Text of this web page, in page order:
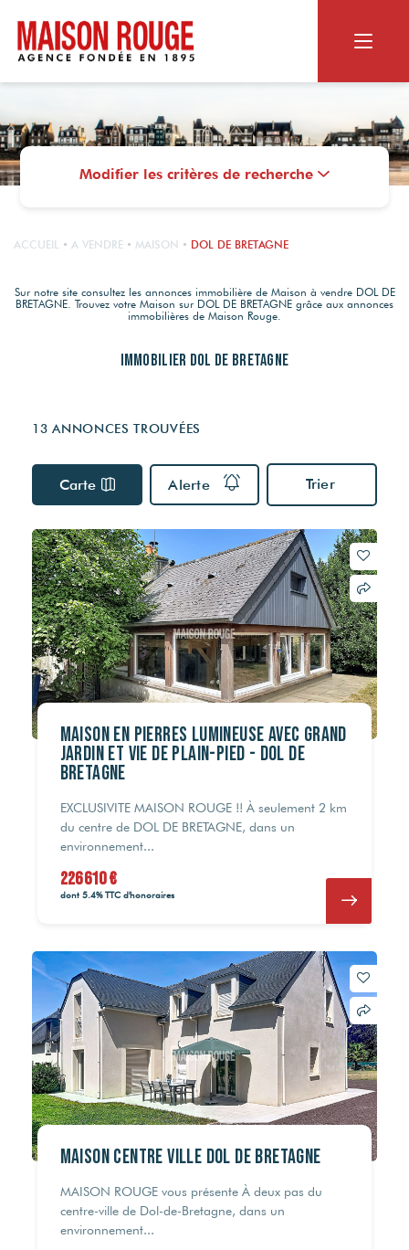
ACHETER
Appartement ou maison
Terrain
NOS SERVICES
Nos actualités
VOTRE FINANCEMENT
Simulateur de crédit
Estimation capacité d'endettement
Estimation des frais de notaire
VENDRE
Vendus par Maison Rouge
Estimation personnalisée
OUTILS DIGITAUX
DPE & DIAGNOSTICS
Audit énergétique
Assainissement
LE GROUPE
MAISON ROUGE
Qui sommes-nous ?
Nos partenaires
CONTACT
ESTIMER MON BIEN
RECRUTEMENT
© Maison Rouge 2026
Modifier les critères de recherche
ACCUEIL A VENDRE MAISON DOL DE BRETAGNE
Sur notre site consultez les annonces immobilière de Maison à vendre DOL DE
BRETAGNE. Trouvez votre Maison sur DOL DE BRETAGNE grâce aux annonces
immobilières de Maison Rouge.
Immobilier DOL DE BRETAGNE
13 ANNONCES TROUVÉES
Carte Alerte Trier
464 333 €
313 352 €
377 280 €
229 772 €
516 460 €
NC
464 333 €
313 352 €
377 280 €
229 772 €
516 460 €
NC
Maison en pierres lumineuse avec grand
jardin et vie de plain-pied - DOL DE
BRETAGNE
EXCLUSIVITE MAISON ROUGE !! À seulement 2 km
du centre de DOL DE BRETAGNE, dans un
environnement...
226 610 €
dont 5.4% TTC d'honoraires
Maison Centre Ville DOL de BRETAGNE
MAISON ROUGE vous présente À deux pas du
centre-ville de Dol-de-Bretagne, dans un
environnement...